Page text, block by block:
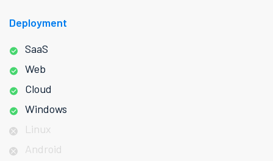
Deployment
SaaS
Web
Cloud
Windows
Linux
Android